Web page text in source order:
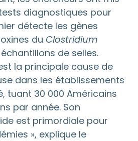
diagnostiques pour
détecte les gènes
du Clostridium
de selles.
la principale cause de
dans les établissements
tuant 30 000 Américains
par année. Son
est primordiale pour
», explique le